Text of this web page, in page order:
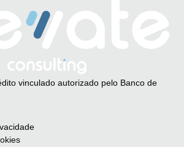
vinculado autorizado pelo Banco de